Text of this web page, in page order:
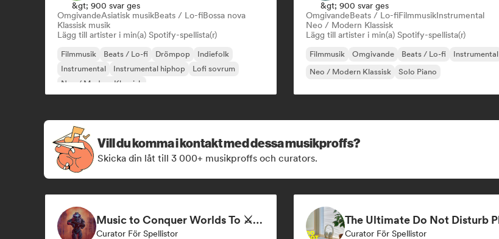
&gt; 900 svar ges
OmgivandeAsiatisk musikBeats / Lo-fiBossa nova
Klassisk musik
Lägg till artister i min(a) Spotify-spellista(r)
Filmmusik Beats / Lo-fi Drömpop
Indiefolk
Instrumental
Instrumental hiphop
Lofi sovrum
Neo / Modern Klassisk
&gt; 900 svar ges
OmgivandeBeats / Lo-fiFilmmusikInstrumental
Neo / Modern Klassisk
Lägg till artister i min(a) Spotify-spellista(r)
Filmmusik Omgivande Beats / Lo-fi
Instrumental
Neo / Modern Klassisk
Solo Piano
Vill du komma i kontakt med dessa musikproffs?
Skicka din låt till 3 000+ musikproffs och curators.
Music to Conquer Worlds To ⚔️ Epic Orchestral, Cinematic & Trailer Music
Curator För Spellistor
Curator För Spellistor